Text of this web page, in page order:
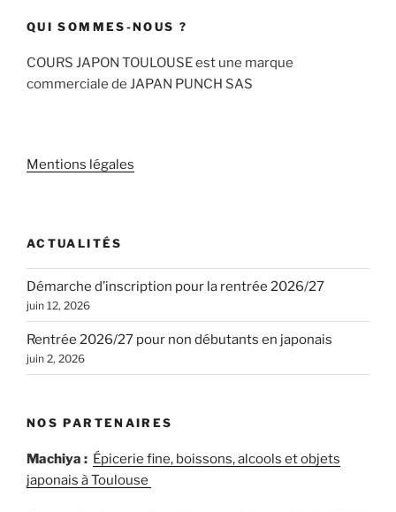
QUI SOMMES-NOUS ?
COURS JAPON TOULOUSE est une marque
commerciale de JAPAN PUNCH SAS
Mentions légales
ACTUALITÉS
Démarche d’inscription pour la rentrée 2026/27
juin 12, 2026
Rentrée 2026/27 pour non débutants en japonais
juin 2, 2026
NOS PARTENAIRES
Machiya : Épicerie fine, boissons, alcools et objets
japonais à Toulouse